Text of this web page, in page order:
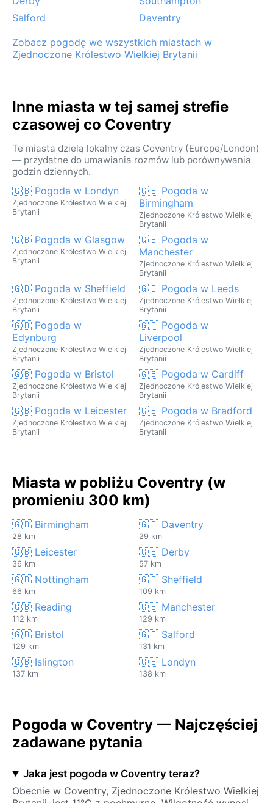
Salford
Daventry
Zobacz pogodę we wszystkich miastach w
Zjednoczone Królestwo Wielkiej Brytanii
Inne miasta w tej samej strefie
czasowej co Coventry
Te miasta dzielą lokalny czas Coventry (Europe/London)
— przydatne do umawiania rozmów lub porównywania
godzin dziennych.
🇬🇧 Pogoda w Londyn
Zjednoczone Królestwo Wielkiej
Brytanii
🇬🇧 Pogoda w
Birmingham
Zjednoczone Królestwo Wielkiej
Brytanii
🇬🇧 Pogoda w Glasgow
Zjednoczone Królestwo Wielkiej
Brytanii
🇬🇧 Pogoda w
Manchester
Zjednoczone Królestwo Wielkiej
Brytanii
🇬🇧 Pogoda w Sheffield
Zjednoczone Królestwo Wielkiej
Brytanii
🇬🇧 Pogoda w Leeds
Zjednoczone Królestwo Wielkiej
Brytanii
🇬🇧 Pogoda w
Edynburg
Zjednoczone Królestwo Wielkiej
Brytanii
🇬🇧 Pogoda w
Liverpool
Zjednoczone Królestwo Wielkiej
Brytanii
🇬🇧 Pogoda w Bristol
Zjednoczone Królestwo Wielkiej
Brytanii
🇬🇧 Pogoda w Cardiff
Zjednoczone Królestwo Wielkiej
Brytanii
🇬🇧 Pogoda w Leicester
Zjednoczone Królestwo Wielkiej
Brytanii
🇬🇧 Pogoda w Bradford
Zjednoczone Królestwo Wielkiej
Brytanii
Miasta w pobliżu Coventry (w
promieniu 300 km)
🇬🇧 Birmingham
28 km
🇬🇧 Daventry
29 km
🇬🇧 Leicester
36 km
🇬🇧 Derby
57 km
🇬🇧 Nottingham
66 km
🇬🇧 Sheffield
109 km
🇬🇧 Reading
112 km
🇬🇧 Manchester
129 km
🇬🇧 Bristol
129 km
🇬🇧 Salford
131 km
🇬🇧 Islington
137 km
🇬🇧 Londyn
138 km
Pogoda w Coventry — Najczęściej
zadawane pytania
Jaka jest pogoda w Coventry teraz?
Obecnie w Coventry, Zjednoczone Królestwo Wielkiej